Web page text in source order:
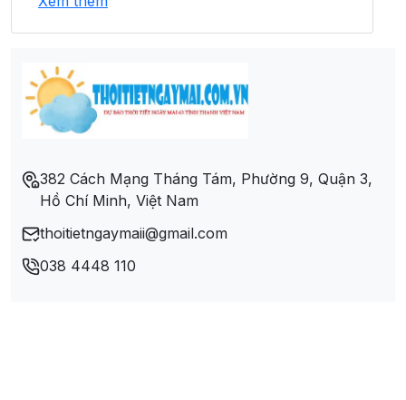
Xã Tân Thành
Xã Trấn Yên
Xã Vạn Thủy
382 Cách Mạng Tháng Tám, Phường 9, Quận 3,
Hồ Chí Minh, Việt Nam
thoitietngaymaii@gmail.com
038 4448 110